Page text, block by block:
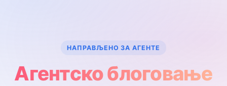
НАПРАВЉЕНО ЗА АГЕНТЕ
Агентско блоговање